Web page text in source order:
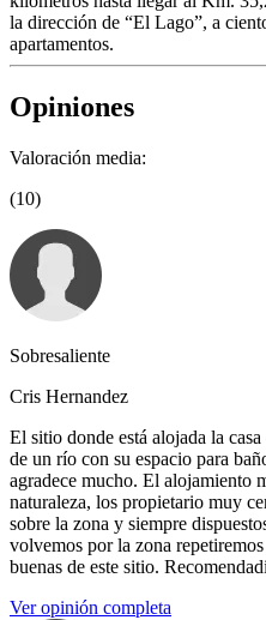
la dirección de “El Lago”, a
apartamentos.
Opiniones
Valoración media:
(10)
Sobresaliente
Cris Hernandez
El sitio donde está alojada la
de un río con su espacio para
agradece mucho. El alojamiento
naturaleza, los propietario muy
sobre la zona y siempre
volvemos por la zona
buenas de este sitio.
Ver opinión completa